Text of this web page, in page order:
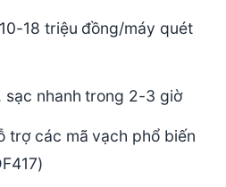
18 triệu đồng/máy quét
sạc nhanh trong 2-3 giờ
trợ các mã vạch phổ biến